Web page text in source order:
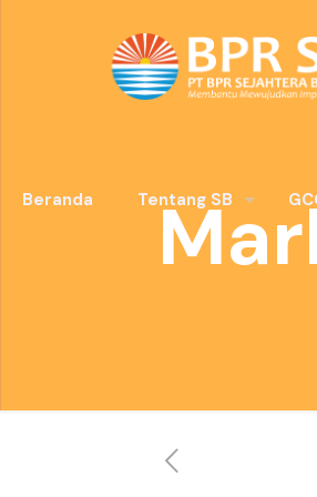
Beranda Tentang SB